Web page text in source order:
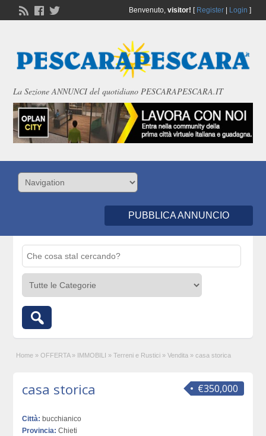
Benvenuto, visitor! [ Register| Login ]
La Sezione ANNUNCI del quotidiano PESCARAPESCARA.IT
PUBBLICA ANNUNCIO
Home » OFFERTA » IMMOBILI » Terreni e Rustici » Vendita » casa storica
€350,000
casa storica
Città: bucchianico
Provincia: Chieti